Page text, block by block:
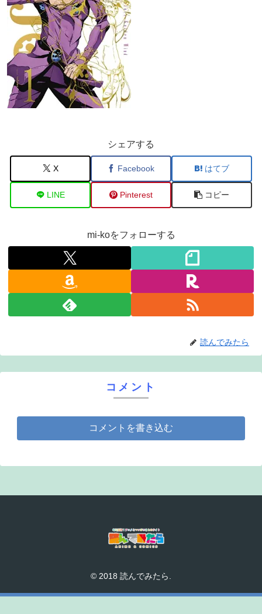
シェアする
X Facebook はてブ
LINE Pinterest コピー
mi-koをフォローする
読んでみたら
コメント
コメントを書き込む
© 2018 読んでみたら.